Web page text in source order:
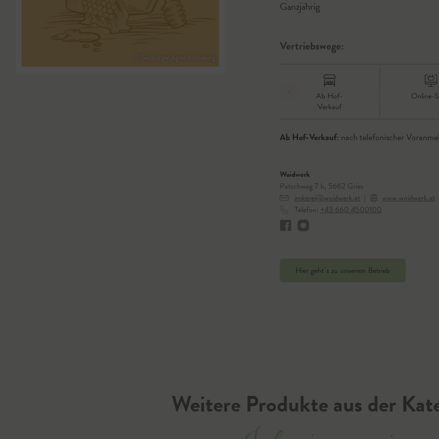
© Salzburger Agrar Marketing
Ganzjährig
Vertriebswege:
Ab Hof-
Verkauf
Online-
Ab Hof-Verkauf: nach telefonischer
Woidwerk
Patschweg 7 b, 5662 Gries
imkerei@woidwerk.at |
www.woidwerk.at
Telefon: +43 660 4500100
Hier geht`s zu unserem Betrieb
Weitere Produkte aus der